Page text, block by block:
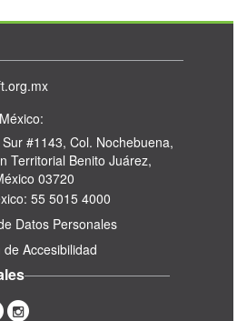
#1143, Col. Nochebuena,
Territorial Benito Juárez,
03720
55 5015 4000
Datos Personales
Accesibilidad